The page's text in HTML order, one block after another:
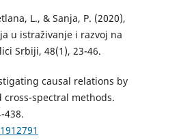
L., & Sanja, P. (2020),
u istraživanje i razvoj na
Srbiji, 48(1), 23-46.
causal relations by
spectral methods.
438.